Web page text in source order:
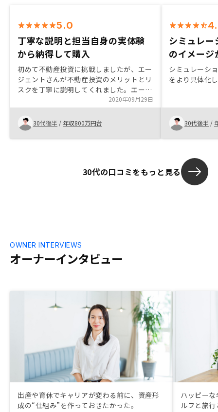
5.0
丁寧な説明と担当自身の実体験
から納得して購入
初めて不動産投資に挑戦しましたが、エー
ジェントさんが不動産投資のメリットとリ
スクを丁寧に説明してくれました。エージ
ェントご自身も投資を行っているとのこと
でその実体験を交えて説明してくれ、納得
して購入をすることができました。アフタ
ーフォローもしっかり行ってくれることに
加え、集金代行手数料などが非常に安いの
だき、選択できたら更に良くなると感じま
2020年09月29日
30代後半 / 年収800万円台
シミュレー
のイメージ
シミュレーシ
をより具体化
30代後半 /
30代の口コミをもっと見る
オーナーインタビュー
OWNER INTERVIEWS
出産や育休でキャリアが変わる前に、資産形
成の“仕組み”を作っておきたかった。
ハッピー
ルフと旅